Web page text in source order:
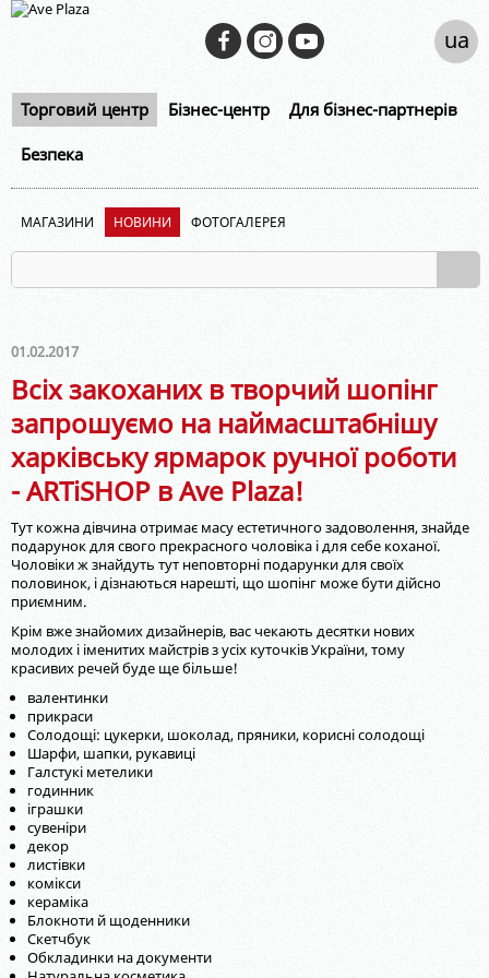
Торговий центр Бізнес-центр Для бізнес-партнерів
Безпека
ua
МАГАЗИНИ НОВИНИ ФОТОГАЛЕРЕЯ
01.02.2017
Всіх закоханих в творчий шопінг
запрошуємо на наймасштабнішу
харківську ярмарок ручної роботи
- ARTiSHOP в Ave Plaza!
Тут кожна дівчина отримає масу естетичного задоволення, знайде
подарунок для свого прекрасного чоловіка і для себе коханої.
Чоловіки ж знайдуть тут неповторні подарунки для своїх
половинок, і дізнаються нарешті, що шопінг може бути дійсно
приємним.
Крім вже знайомих дизайнерів, вас чекають десятки нових
молодих і іменитих майстрів з усіх куточків України, тому
красивих речей буде ще більше!
валентинки
прикраси
Солодощі: цукерки, шоколад, пряники, корисні солодощі
Шарфи, шапки, рукавиці
Галстукі метелики
годинник
іграшки
сувеніри
декор
листівки
комікси
кераміка
Блокноти й щоденники
Скетчбук
Обкладинки на документи